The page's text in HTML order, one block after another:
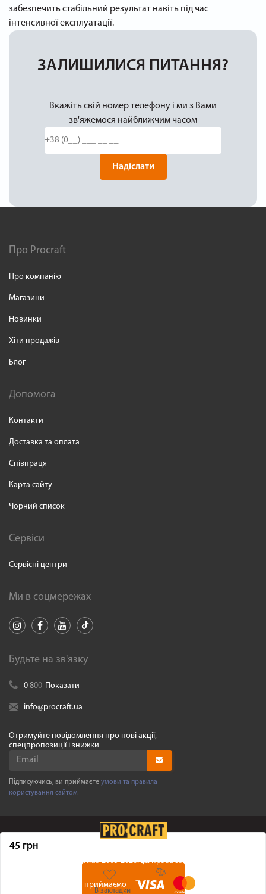
забезпечить стабільний результат навіть під час
інтенсивної експлуатації.
ЗАЛИШИЛИСЯ ПИТАННЯ?
Вкажіть свій номер телефону і ми з Вами
зв'яжемося найближчим часом
Надіслати
45 грн
В закладки
Про Procraft
Про компанію
Магазини
Новинки
Хіти продажів
Блог
Допомога
Контакти
Доставка та оплата
Співпраця
Карта сайту
Чорний список
Сервіси
Сервісні центри
Ми в соцмережах
Будьте на зв'язку
0 800 Показати
info@procraft.ua
Отримуйте повідомлення про нові акції,
спецпропозиції і знижки
Підписуючись, ви приймаєте умови та правила
користування сайтом
Procraft.ua2005-2026. Усі права захищенні
Ми приймаємо